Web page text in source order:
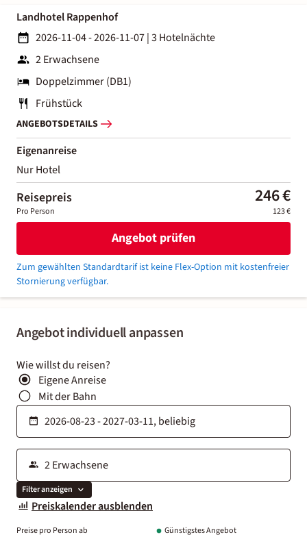
Angebot individuell anpassen
Wie willst du reisen?
Eigene Anreise
Mit der Bahn
Filter anzeigen
Preiskalender ausblenden
Preise pro Person ab Günstigstes Angebot
Landhotel Rappenhof
2026-11-04 - 2026-11-07|3 Hotelnächte
2 Erwachsene
Doppelzimmer (DB1)
Frühstück
ANGEBOTSDETAILS
Eigenanreise
Nur Hotel
Reisepreis 246 €
Pro Person 123 €
Angebot prüfen
Zum gewählten Standardtarif ist keine Flex-Option mit kostenfreier
Stornierung verfügbar.